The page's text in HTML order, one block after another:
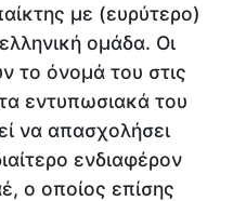
με (ευρύτερο)
ομάδα. Οι
το όνομά του στις
εντυπωσιακά του
να απασχολήσει
ενδιαφέρον
ο οποίος επίσης